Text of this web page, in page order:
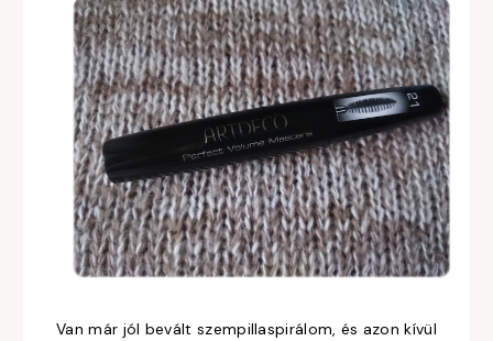
Van már jól bevált szempillaspirálom, és azon kívül